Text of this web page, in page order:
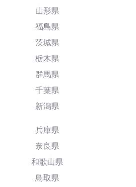
山形県
福島県
茨城県
栃木県
群馬県
千葉県
新潟県
兵庫県
奈良県
和歌山県
鳥取県